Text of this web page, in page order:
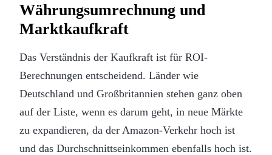
Währungsumrechnung und
Marktkaufkraft
Das Verständnis der Kaufkraft ist für ROI-
Berechnungen entscheidend. Länder wie
Deutschland und Großbritannien stehen ganz oben
auf der Liste, wenn es darum geht, in neue Märkte
zu expandieren, da der Amazon-Verkehr hoch ist
und das Durchschnittseinkommen ebenfalls hoch ist.